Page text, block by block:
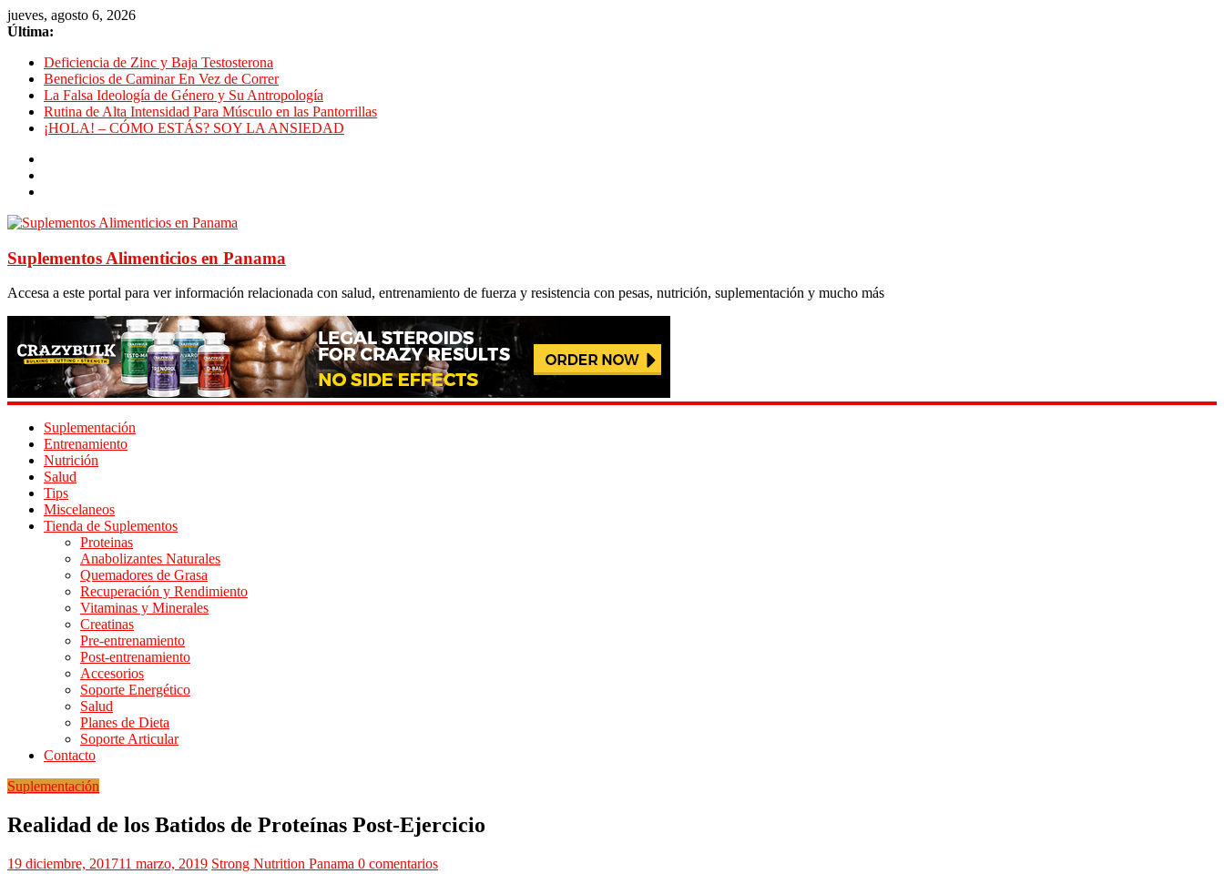
jueves, agosto 6, 2026
Última:
Deficiencia de Zinc y Baja Testosterona
Beneficios de Caminar En Vez de Correr
La Falsa Ideología de Género y Su Antropología
Rutina de Alta Intensidad Para Músculo en las Pantorrillas
¡HOLA! – CÓMO ESTÁS? SOY LA ANSIEDAD
Suplementos Alimenticios en Panama
Accesa a este portal para ver información relacionada con salud, entrenamiento de fuerza y resistencia con pesas, nutrición, suplementación y mucho más
Suplementación
Entrenamiento
Nutrición
Salud
Tips
Miscelaneos
Tienda de Suplementos
Proteinas
Anabolizantes Naturales
Quemadores de Grasa
Recuperación y Rendimiento
Vitaminas y Minerales
Creatinas
Pre-entrenamiento
Post-entrenamiento
Accesorios
Soporte Energético
Salud
Planes de Dieta
Soporte Articular
Contacto
Suplementación
Realidad de los Batidos de Proteínas Post-Ejercicio
19 diciembre, 201711 marzo, 2019 Strong Nutrition Panama 0 comentarios